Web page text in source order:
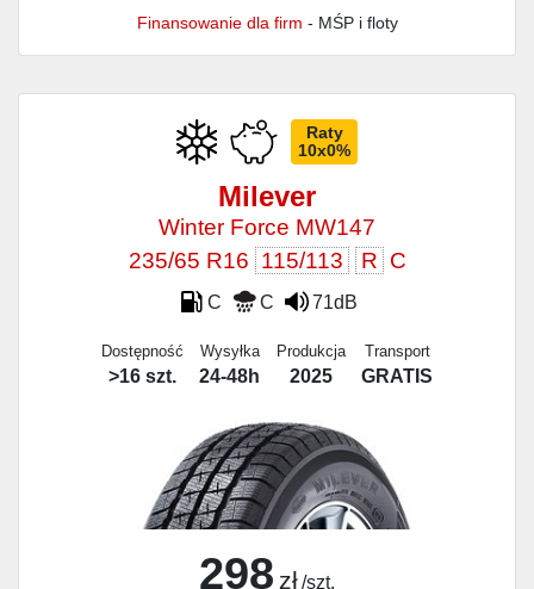
Finansowanie dla firm - MŚP i floty
Raty
10x0%
Milever
Winter Force MW147
235/65 R16 115/113 R C
C C 71dB
Dostępność
>16 szt.
Wysyłka
24-48h
Produkcja
2025
Transport
GRATIS
298 zł /szt.